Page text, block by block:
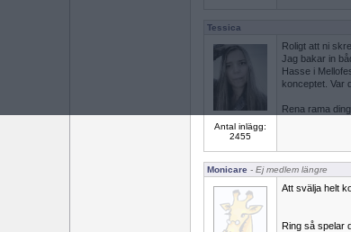
Tessica
Antal inlägg:
2455
Roligt att ni
Jag bakar in
Hasse i
konceptet. Var
Rena rama
Monicare - Ej medlem längre
Att svälja helt
Ring så spelar